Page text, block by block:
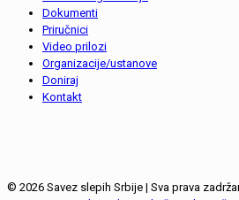
Dokumenti
Priručnici
Video prilozi
Organizacije/ustanove
Doniraj
Kontakt
© 2026 Savez slepih Srbije | Sva prava